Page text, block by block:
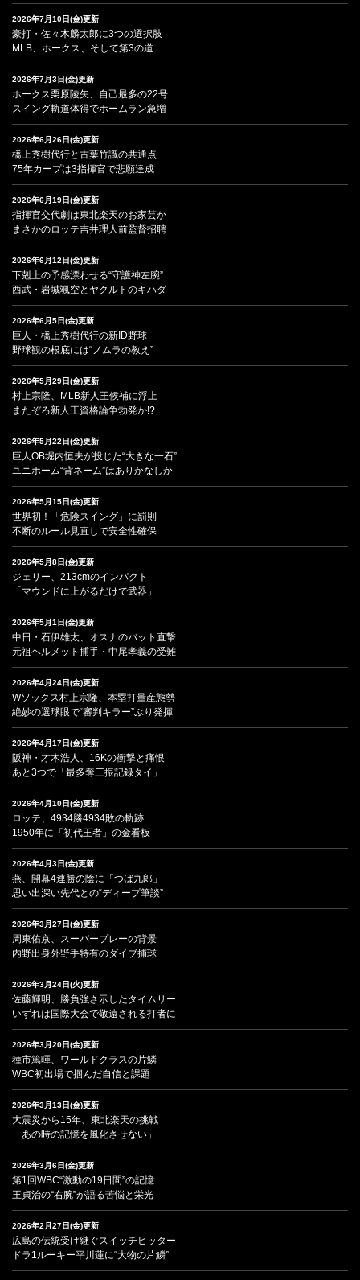
2026年7月10日(金)更新
豪打・佐々木麟太郎に3つの選択肢
MLB、ホークス、そして第3の道
2026年7月3日(金)更新
ホークス栗原陵矢、自己最多の22号
スイング軌道体得でホームラン急増
2026年6月26日(金)更新
橋上秀樹代行と古葉竹識の共通点
75年カープは3指揮官で悲願達成
2026年6月19日(金)更新
指揮官交代劇は東北楽天のお家芸か
まさかのロッテ吉井理人前監督招聘
2026年6月12日(金)更新
下剋上の予感漂わせる“守護神左腕”
西武・岩城颯空とヤクルトのキハダ
2026年6月5日(金)更新
巨人・橋上秀樹代行の新ID野球
野球観の根底には“ノムラの教え”
2026年5月29日(金)更新
村上宗隆、MLB新人王候補に浮上
またぞろ新人王資格論争勃発か!?
2026年5月22日(金)更新
巨人OB堀内恒夫が投じた“大きな一石”
ユニホーム“背ネーム”はありかなしか
2026年5月15日(金)更新
世界初！「危険スイング」に罰則
不断のルール見直しで安全性確保
2026年5月8日(金)更新
ジェリー、213cmのインパクト
「マウンドに上がるだけで武器」
2026年5月1日(金)更新
中日・石伊雄太、オスナのバット直撃
元祖ヘルメット捕手・中尾孝義の受難
2026年4月24日(金)更新
Wソックス村上宗隆、本塁打量産態勢
絶妙の選球眼で“審判キラー”ぶり発揮
2026年4月17日(金)更新
阪神・才木浩人、16Kの衝撃と痛恨
あと3つで「最多奪三振記録タイ」
2026年4月10日(金)更新
ロッテ、4934勝4934敗の軌跡
1950年に「初代王者」の金看板
2026年4月3日(金)更新
燕、開幕4連勝の陰に「つば九郎」
思い出深い先代との“ディープ筆談”
2026年3月27日(金)更新
周東佑京、スーパープレーの背景
内野出身外野手特有のダイブ捕球
2026年3月24日(火)更新
佐藤輝明、勝負強さ示したタイムリー
いずれは国際大会で敬遠される打者に
2026年3月20日(金)更新
種市篤暉、ワールドクラスの片鱗
WBC初出場で掴んだ自信と課題
2026年3月13日(金)更新
大震災から15年、東北楽天の挑戦
「あの時の記憶を風化させない」
2026年3月6日(金)更新
第1回WBC“激動の19日間”の記憶
王貞治の“右腕”が語る苦悩と栄光
2026年2月27日(金)更新
広島の伝統受け継ぐスイッチヒッター
ドラ1ルーキー平川蓮に“大物の片鱗”